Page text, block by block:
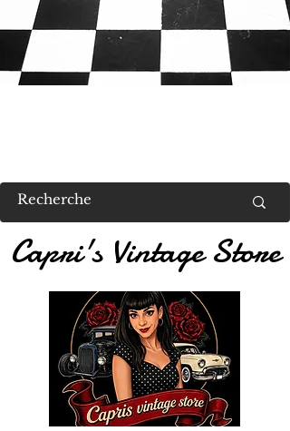
Capri's Vintage Store